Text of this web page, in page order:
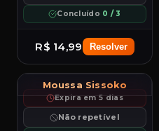
Concluído 0 / 3
R$ 14,99 Resolver
Moussa Sissoko
96
CM
++
Sissoko
PAC
91
SHO
92
PAS
96
DRI
94
DEF
94
PHY
97
CDM
Expira em 5 dias
Não repetível